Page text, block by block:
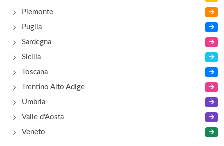
Piemonte
Puglia
Sardegna
Sicilia
Toscana
Trentino Alto Adige
Umbria
Valle d'Aosta
Veneto